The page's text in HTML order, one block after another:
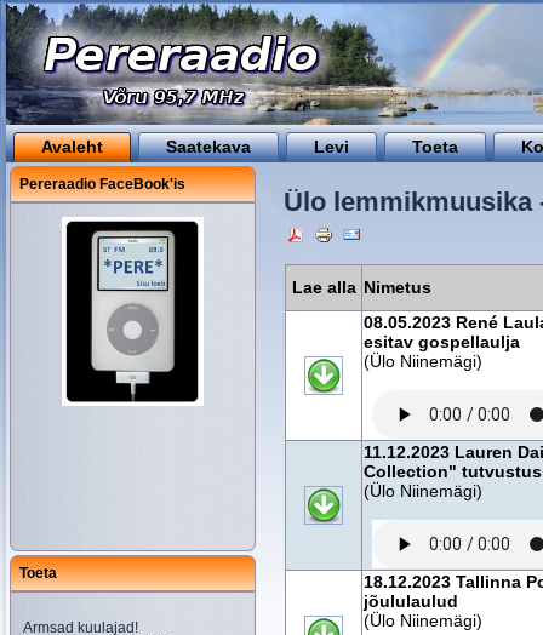
Avaleht Saatekava Levi Toeta
Pereraadio FaceBook'is
Toeta
Armsad kuulajad!
Ülo lemmikmuusika
Lae alla Nimetus
08.05.2023 René
esitav gospellaulja
(Ülo Niinemägi)
11.12.2023 Lauren
Collection" tutvustus
(Ülo Niinemägi)
18.12.2023 Tallinna
jõululaulud
(Ülo Niinemägi)